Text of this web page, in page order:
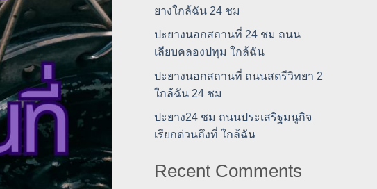
ยางใกล้ฉัน 24 ชม
ปะยางนอกสถานที่ 24 ชม ถนน
เลียบคลองปทุม ใกล้ฉัน
ปะยางนอกสถานที่ ถนนสตรีวิทยา 2
ใกล้ฉัน 24 ชม
ปะยาง24 ชม ถนนประเสริฐมนูกิจ
เรียกด่วนถึงที่ ใกล้ฉัน
Recent Comments